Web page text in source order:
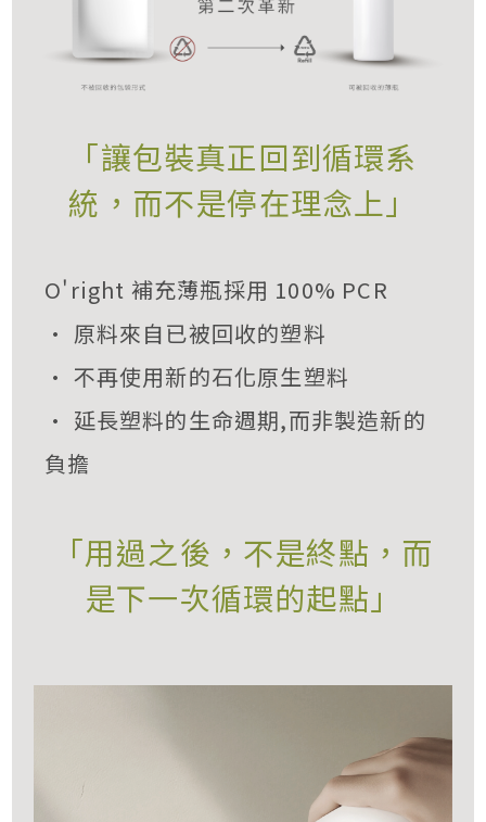
「讓包裝真正回到循環系
統，而不是停在理念上」
O'right 補充薄瓶採用 100% PCR
• 原料來自已被回收的塑料
• 不再使用新的石化原生塑料
• 延長塑料的生命週期,而非製造新的
負擔
「用過之後，不是終點，而
是下一次循環的起點」